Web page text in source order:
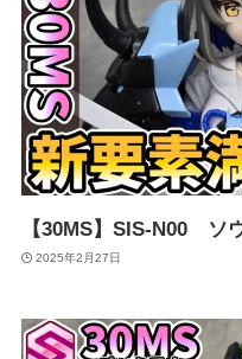
【30MS】SIS-N00
2025年2月27日